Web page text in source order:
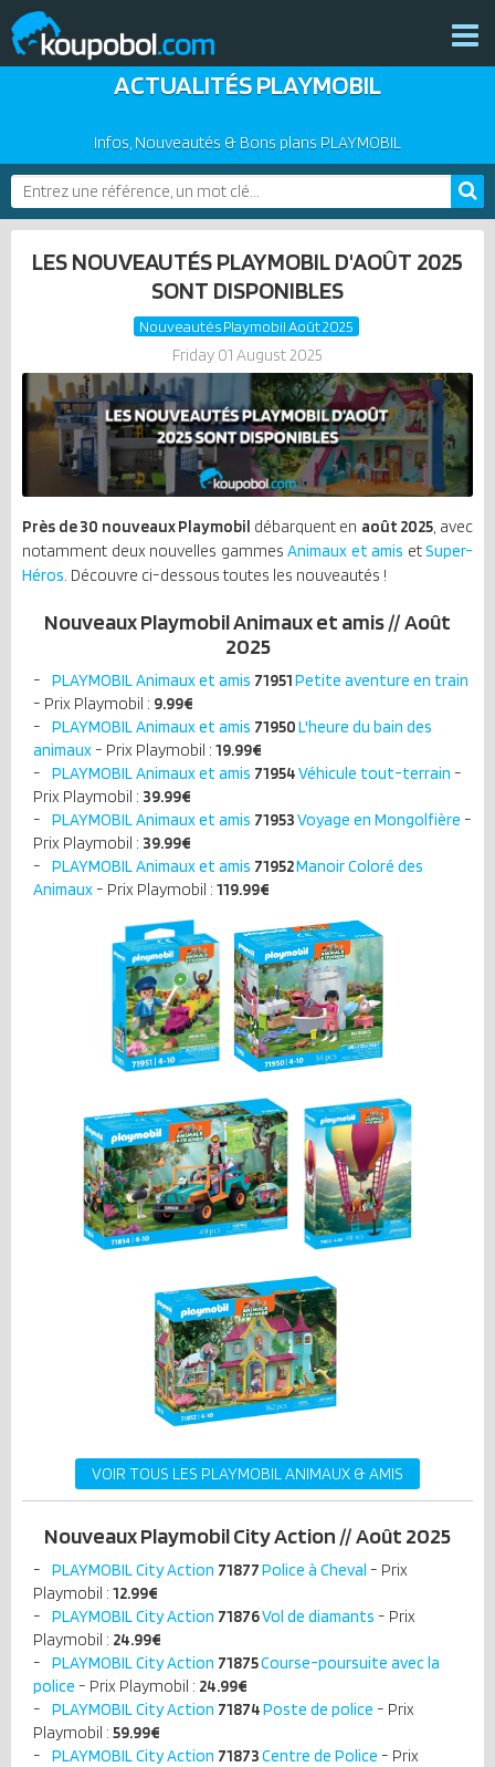
THÈMES
PLAYMOBIL 2026
BONS PLANS
PRODUITS COMPLÉMENTAIRES
ASSOCIATIONS DE FANS
EXPOSITIONS PLAYMOBIL
CATALOGUES PLAYMOBIL
LES PLAYMOBIL LES PLUS CHERS
DERNIERS PLAYMOBIL AJOUTÉS
ACTUALITÉS PLAYMOBIL
Infos, Nouveautés & Bons plans PLAYMOBIL
LES NOUVEAUTÉS PLAYMOBIL D'AOÛT 2025
SONT DISPONIBLES
Nouveautés Playmobil Août 2025
Friday 01 August 2025
Près de 30 nouveaux Playmobil débarquent en août 2025, avec
notamment deux nouvelles gammes Animaux et amis etSuper-
Héros. Découvre ci-dessous toutes les nouveautés !
Nouveaux Playmobil Animaux et amis // Août
2025
PLAYMOBIL Animaux et amis 71951Petite aventure en train
- Prix Playmobil : 9.99€
PLAYMOBIL Animaux et amis 71950L'heure du bain des
animaux - Prix Playmobil : 19.99€
PLAYMOBIL Animaux et amis 71954Véhicule tout-terrain -
Prix Playmobil : 39.99€
PLAYMOBIL Animaux et amis 71953Voyage en Mongolfière -
Prix Playmobil : 39.99€
PLAYMOBIL Animaux et amis 71952Manoir Coloré des
Animaux - Prix Playmobil : 119.99€
VOIR TOUS LES PLAYMOBIL ANIMAUX & AMIS
Nouveaux Playmobil City Action // Août 2025
PLAYMOBIL City Action 71877Police à Cheval - Prix
Playmobil : 12.99€
PLAYMOBIL City Action 71876Vol de diamants - Prix
Playmobil : 24.99€
PLAYMOBIL City Action 71875Course-poursuite avec la
police - Prix Playmobil : 24.99€
PLAYMOBIL City Action 71874Poste de police - Prix
Playmobil : 59.99€
PLAYMOBIL City Action 71873Centre de Police - Prix